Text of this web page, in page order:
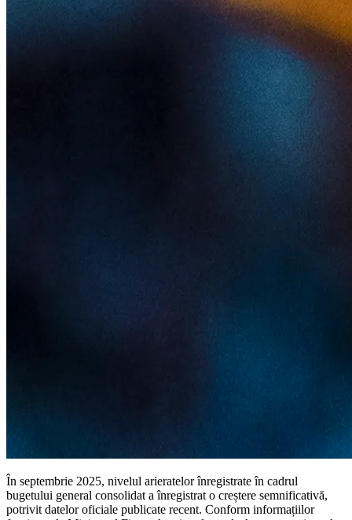
În septembrie 2025, nivelul arieratelor înregistrate în cadrul
bugetului general consolidat a înregistrat o creștere semnificativă,
potrivit datelor oficiale publicate recent. Conform informațiilor